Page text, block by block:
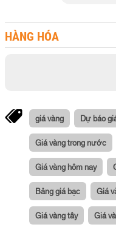
HÀNG HÓA
giá vàng Dự báo
Giá vàng trong nước
Giá vàng hôm nay
Bảng giá bạc Giá
Giá vàng tây Giá